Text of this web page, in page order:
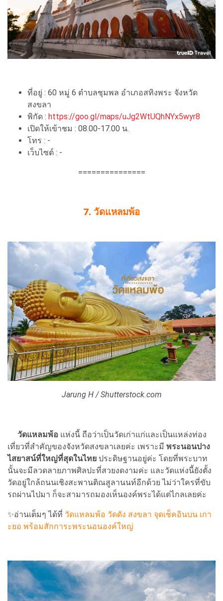
ที่อยู่ : 60 หมู่ 6 ตำบลชุมพล อำเภอสทิงพระ จังหวัด
สงขลา
พิกัด : https://goo.gl/maps/uJg2WtUQhNYx5wyr8
เปิดให้เข้าชม : 08.00-17.00 น.
โทร : -
เว็บไซต์ : -
===============
7. วัดแหลมพ้อ
Jarung H / Shutterstock.com
วัดแหลมพ้อ แห่งนี้ ถือว่าเป็นวัดเก่าแก่และเป็นแหล่งท่อง
เที่ยวที่สำคัญของจังหวัดสงขลาเลยค่ะ เพราะมี พระนอนปาง
ไสยาสน์ที่ใหญ่ที่สุดในไทย ประดิษฐานอยู่ค่ะ โดยที่พระบาท
นั้นจะมีลวดลายภาพศิลปะที่สวยงดงามค่ะ และวัดแห่งนี้ยังตั้ง
วัดอยู่ใกล้ถนนเชิงสะพานติณสูลานนท์อีกด้วย ไม่ว่าใครที่ขับ
รถผ่านไปมา ก็จะสามารถมองเห็นองค์พระได้แต่ไกลเลยค่ะ
✨อ่านเต็มๆ ได้ที่ วัดแหลมพ้อ วัดดัง สงขลา จุดเช็คอินบน เกา
ะยอ พร้อมสักการะพระนอนองค์ใหญ่